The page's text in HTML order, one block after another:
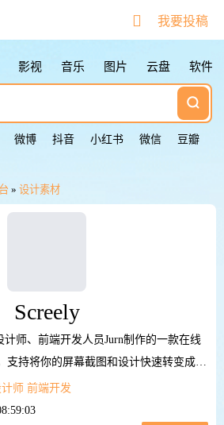
切换下一个
Esc
返回第一个
鼠标点击图标 切换下一个
我要投稿
影视 音乐 图片 云盘 软件
微博 抖音 小红书 微信 豆瓣
» 设计素材
Screely
计师、前端开发人员Jurn制作的一款在线
支持将你的屏幕截图和设计快速转变成精
任何地方共享。
师 前端开发